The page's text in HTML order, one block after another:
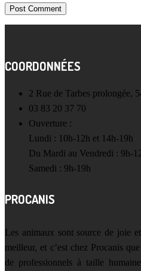
Post Comment
COORDONNÉES
2 Rue de Tarbes prolongée,
03 83 20 37 70
Ouverture :
Lundi : 10h-12h et 14h-19h
Du Mardi au Vendredi : 9h-
Samedi : 9h-19h
PROCANIS
Les animaux sont source de joie
meilleur, et c’est chez Procanis
de professionnels à taille